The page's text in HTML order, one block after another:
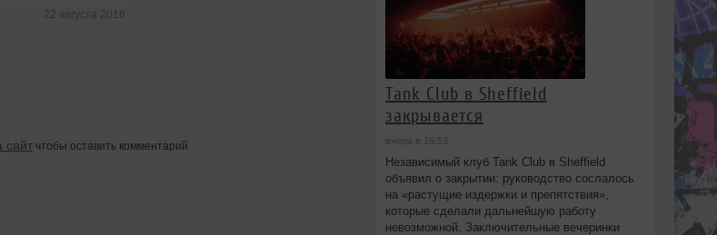
22 августа 2016
сайтчтобы оставить комментарий
Tank Club в Sheffield
закрывается
вчера в 16:53
Независимый клуб Tank Club в Sheffield
объявил о закрытии: руководство сослалось
на «растущие издержки и препятствия»,
которые сделали дальнейшую работу
невозможной. Заключительные вечеринки